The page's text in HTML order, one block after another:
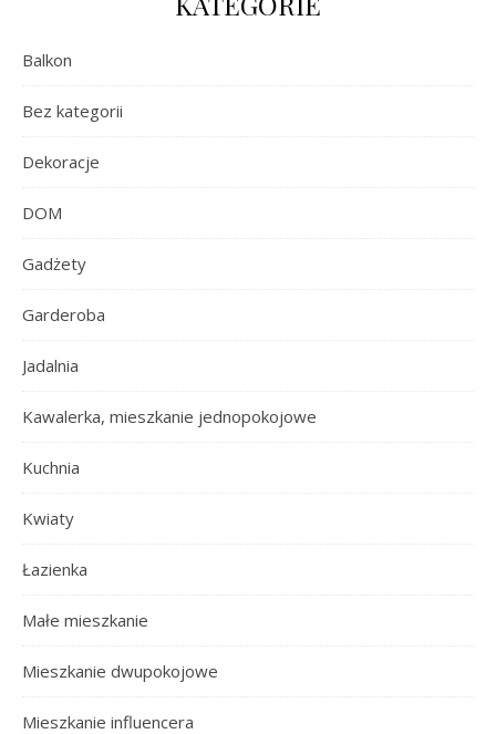
Balkon
Bez kategorii
Dekoracje
DOM
Gadżety
Garderoba
Jadalnia
Kawalerka, mieszkanie jednopokojowe
Kuchnia
Kwiaty
Łazienka
Małe mieszkanie
Mieszkanie dwupokojowe
Mieszkanie influencera